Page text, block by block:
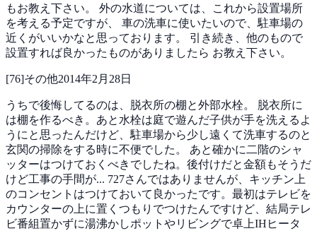
もお教え下さい。 外の水道については、これから設置場所
を考える予定ですが、 車の洗車に使いたいので、駐車場の
近くがいいかなと思っております。 引き続き、他のもので
設置すれば良かったものがありましたら お教え下さい。
[76]その他2014年2月28日
うちで後悔してるのは、脱衣所の棚と外部水栓。
脱衣所に
は棚を作るべき。あと水栓は庭で遊んだ子供が手を洗えるよ
うにと思ったんだけど、駐車場から少し遠くて洗車するのと
玄関の掃除をする時に不便でした。 あと確かに二階のシャ
ッターはつけておくべきでしたね。後付けだと金額もそうだ
けど工事の手間が... 727さんではありませんが、キッチン上
のコンセントはつけておいて良かったです。最初はテレビを
カウンターの上に置くつもりでつけたんですけど、結局テレ
ビ番組置かずに湯沸かしポットやリビングで卓上IHヒータ